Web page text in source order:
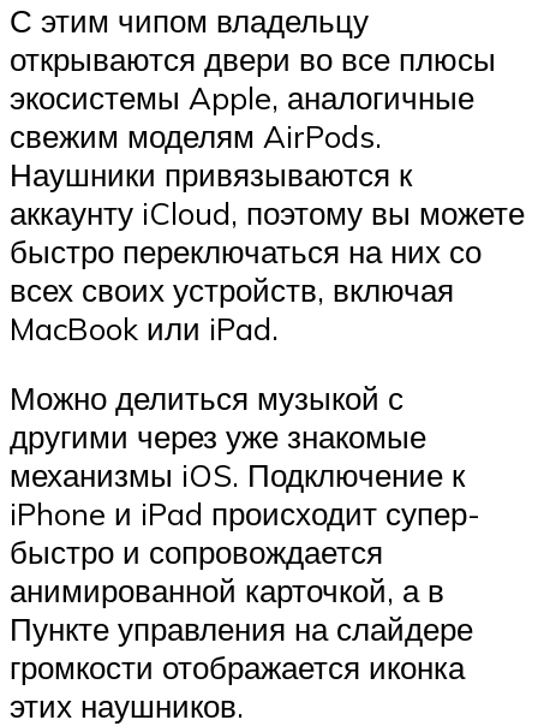
С этим чипом владельцу
открываются двери во все плюсы
экосистемы Apple, аналогичные
свежим моделям AirPods.
Наушники привязываются к
аккаунту iCloud, поэтому вы можете
быстро переключаться на них со
всех своих устройств, включая
MacBook или iPad.
Можно делиться музыкой с
другими через уже знакомые
механизмы iOS. Подключение к
iPhone и iPad происходит супер-
быстро и сопровождается
анимированной карточкой, а в
Пункте управления на слайдере
громкости отображается иконка
этих наушников.